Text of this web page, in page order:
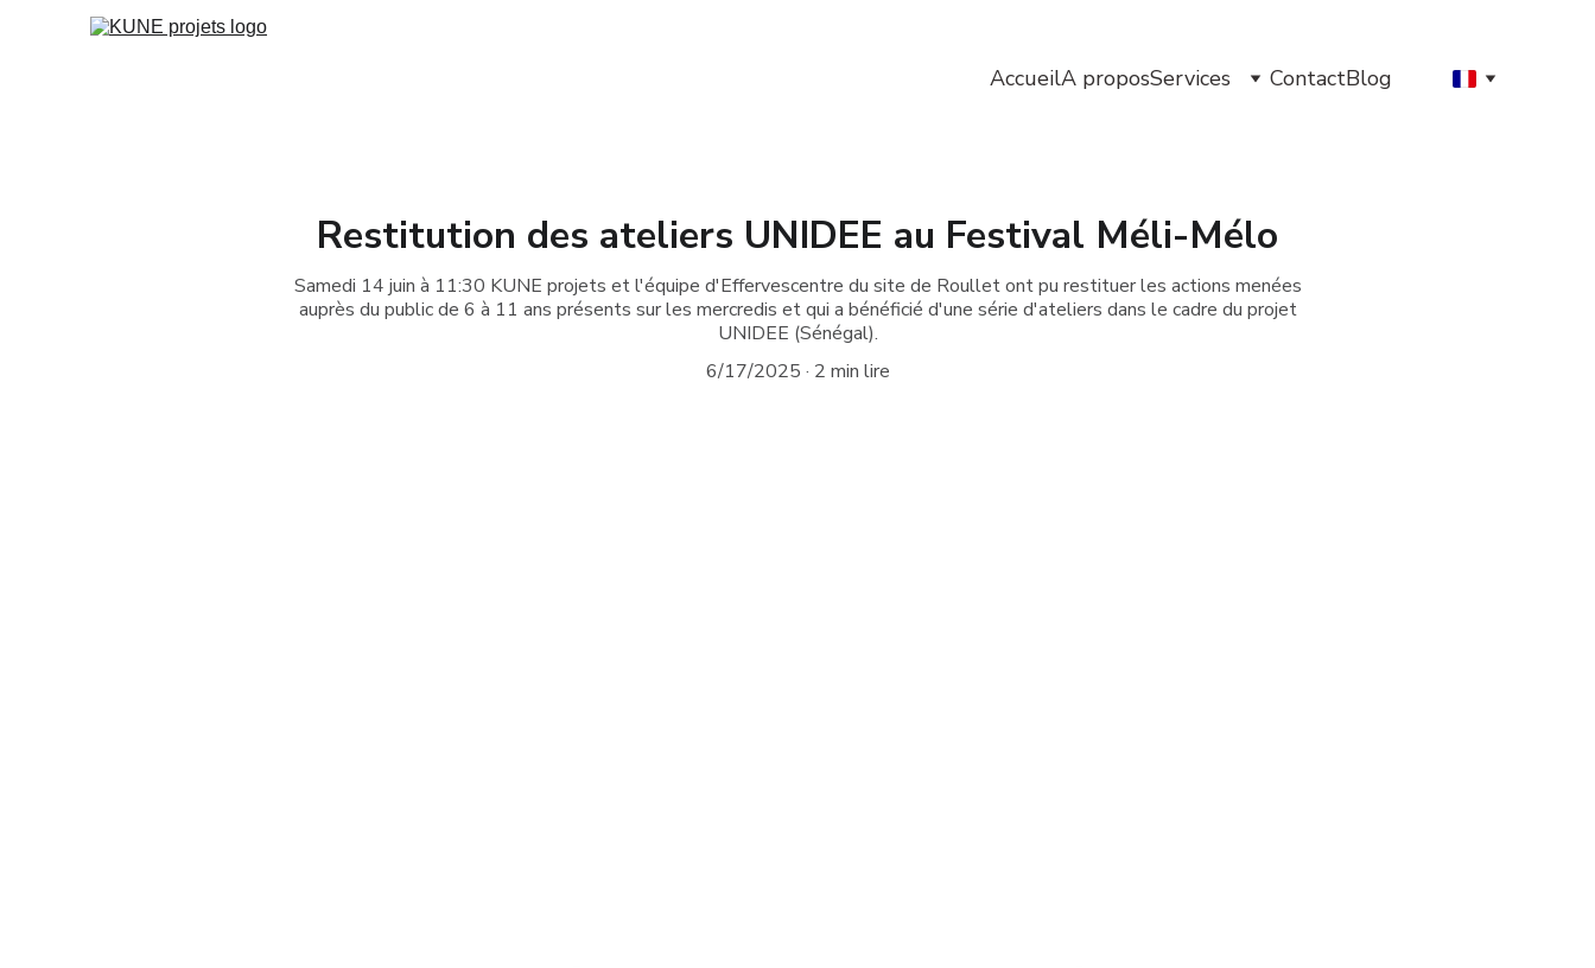
AccueilA proposServices ContactBlog
Restitution des ateliers UNIDEE au Festival Méli-Mélo
Samedi 14 juin à 11:30 KUNE projets et l'équipe d'Effervescentre du site de Roullet ont pu restituer les actions menées
auprès du public de 6 à 11 ans présents sur les mercredis et qui a bénéficié d'une série d'ateliers dans le cadre du projet
UNIDEE (Sénégal).
6/17/2025 2 min lire